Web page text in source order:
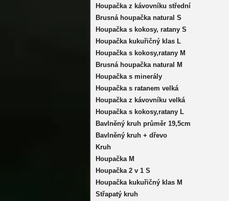
Houpačka z kávovníku střední
Brusná houpačka natural S
Houpačka s kokosy, ratany S
Houpačka kukuřičný klas L
Houpačka s kokosy,ratany M
Brusná houpačka natural M
Houpačka s minerály
Houpačka s ratanem velká
Houpačka z kávovníku velká
Houpačka s kokosy,ratany L
Bavlněný kruh průměr 19,5cm
Bavlněný kruh + dřevo
Kruh
Houpačka M
Houpačka 2 v 1 S
Houpačka kukuřičný klas M
Střapatý kruh